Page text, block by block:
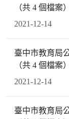
（共 4 個檔案）
2021-12-14
臺中市教育局
（共 4 個檔案）
2021-12-14
臺中市教育局